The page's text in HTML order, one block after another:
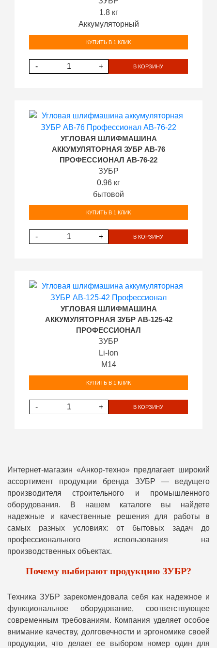
1.8 кг
Аккумуляторный
КУПИТЬ В 1 КЛИК
- + В КОРЗИНУ
УГЛОВАЯ ШЛИФМАШИНА
АККУМУЛЯТОРНАЯ ЗУБР AB-76
ПРОФЕССИОНАЛ AB-76-22
ЗУБР
0.96 кг
бытовой
КУПИТЬ В 1 КЛИК
- + В КОРЗИНУ
УГЛОВАЯ ШЛИФМАШИНА
АККУМУЛЯТОРНАЯ ЗУБР AB-125-42
ПРОФЕССИОНАЛ
ЗУБР
Li-Ion
М14
КУПИТЬ В 1 КЛИК
- + В КОРЗИНУ
Интернет-магазин «Анкор-техно» предлагает широкий
ассортимент продукции бренда ЗУБР — ведущего
производителя строительного и промышленного
оборудования. В нашем каталоге вы найдете
надежные и качественные решения для работы в
самых разных условиях: от бытовых задач до
профессионального использования на
производственных объектах.
Почему выбирают продукцию ЗУБР?
Техника ЗУБР зарекомендовала себя как надежное и
функциональное оборудование, соответствующее
современным требованиям. Компания уделяет особое
внимание качеству, долговечности и эргономике своей
продукции, что делает ее выбором номер один для